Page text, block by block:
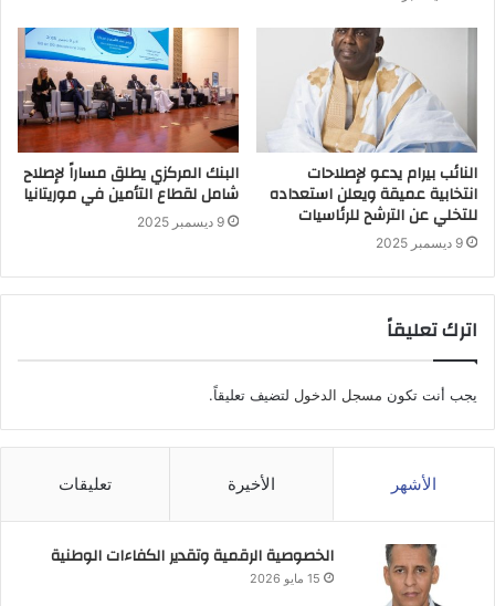
النائب بيرام يدعو لإصلاحات
انتخابية عميقة ويعلن استعداده
للتخلي عن الترشح للرئاسيات
9 ديسمبر 2025
البنك المركزي يطلق مساراً لإصلاح
شامل لقطاع التأمين في موريتانيا
9 ديسمبر 2025
اترك تعليقاً
يجب أنت تكون مسجل الدخول لتضيف تعليقاً.
الأشهر الأخيرة تعليقات
الخصوصية الرقمية وتقدير الكفاءات الوطنية
15 مايو 2026